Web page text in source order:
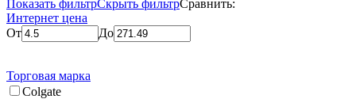
Показать фильтрСкрыть фильтрСравнить:
Интернет цена
От
До
Торговая марка
Colgate